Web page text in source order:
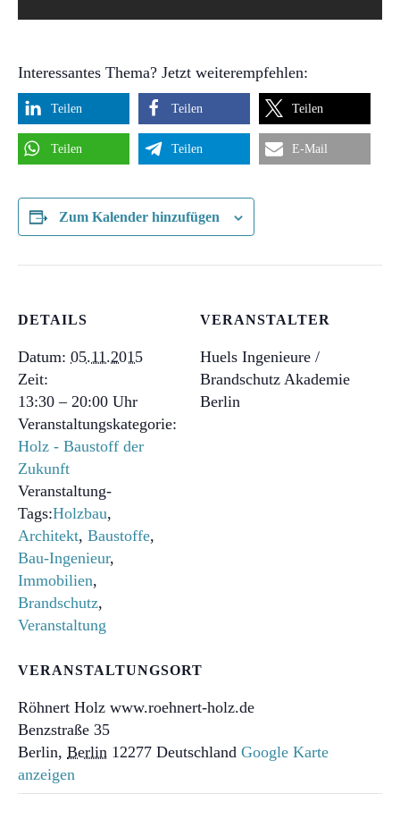
Interessantes Thema? Jetzt weiterempfehlen:
Teilen Teilen Teilen
Teilen Teilen E-Mail
Zum Kalender hinzufügen
DETAILS
Datum: 05.11.2015
Zeit:
13:30 – 20:00
Veranstaltungskategorie:
Holz - Baustoff der
Zukunft
Veranstaltung-
Tags:Holzbau,
Architekt, Baustoffe,
Bau-Ingenieur,
Immobilien,
Brandschutz,
Veranstaltung
VERANSTALTUNGSORT
Röhnert Holz www.roehnert-holz.de
Benzstraße 35
Berlin, Berlin 12277 Deutschland Google Karte
anzeigen
VERANSTALTER
Huels Ingenieure /
Brandschutz Akademie
Berlin